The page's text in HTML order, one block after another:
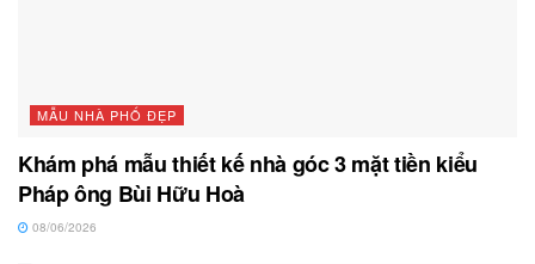
MẪU NHÀ PHỐ ĐẸP
Khám phá mẫu thiết kế nhà góc 3 mặt tiền kiểu
Pháp ông Bùi Hữu Hoà
08/06/2026